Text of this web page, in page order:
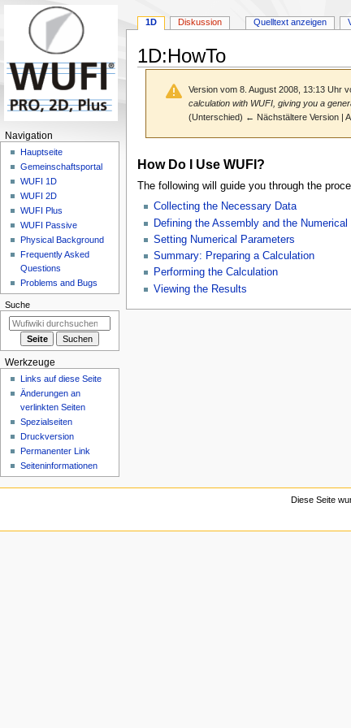
1D:HowTo
Version vom 8. August 2008, 13:13 Uhr
calculation with WUFI, giving you a
(Unterschied) ← Nächstältere Version |
Zur
Navigation
springen
Zur
Suche
springen
How Do I Use WUFI?
The following will guide you through the
Collecting the Necessary Data
Defining the Assembly and the Numerical
Setting Numerical Parameters
Summary: Preparing a Calculation
Performing the Calculation
Viewing the Results
N
n
s
m
e
n
1D Diskussion Quelltext anzeigen
Navigation
Hauptseite
Gemeinschafts­portal
WUFI 1D
WUFI 2D
WUFI Plus
WUFI Passive
Physical Background
Frequently Asked
Questions
Problems and Bugs
Suche
Werkzeuge
Links auf diese Seite
Änderungen an
verlinkten Seiten
Spezialseiten
Druckversion
Permanenter Link
Seiten­­informationen
Diese Seite